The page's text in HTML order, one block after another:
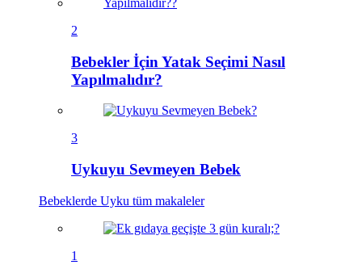
2
Bebekler İçin Yatak Seçimi Nasıl
Yapılmalıdır?
3
Uykuyu Sevmeyen Bebek
Bebeklerde Uyku tüm makaleler
1